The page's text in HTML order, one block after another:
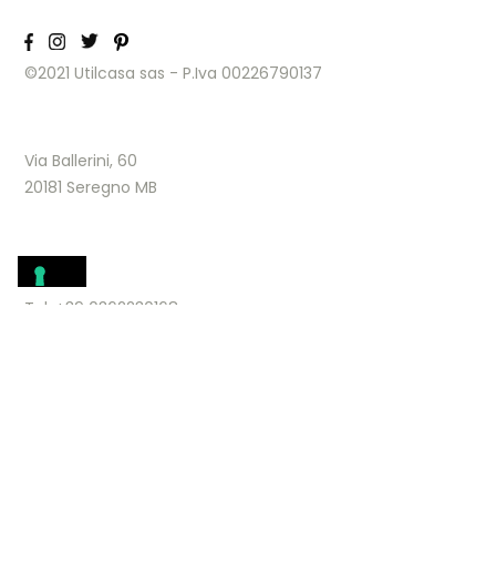
©2021 Utilcasa sas - P.Iva 00226790137
Via Ballerini, 60
20181 Seregno MB
Tel. +39 0362230168